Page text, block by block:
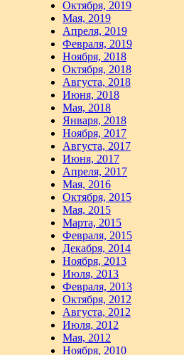
Октября, 2019
Мая, 2019
Апреля, 2019
Февраля, 2019
Ноября, 2018
Октября, 2018
Августа, 2018
Июня, 2018
Мая, 2018
Января, 2018
Ноября, 2017
Августа, 2017
Июня, 2017
Апреля, 2017
Мая, 2016
Октября, 2015
Мая, 2015
Марта, 2015
Февраля, 2015
Декабря, 2014
Ноября, 2013
Июля, 2013
Февраля, 2013
Октября, 2012
Августа, 2012
Июля, 2012
Мая, 2012
Ноября, 2010